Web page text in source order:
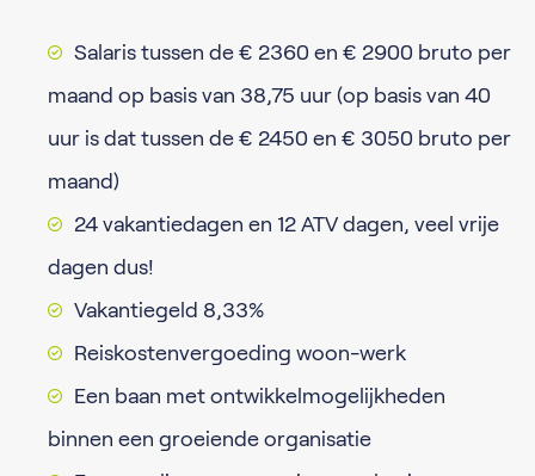
Salaris tussen de € 2360 en € 2900 bruto per
maand op basis van 38,75 uur (op basis van 40
uur is dat tussen de € 2450 en € 3050 bruto per
maand)
24 vakantiedagen en 12 ATV dagen, veel vrije
dagen dus!
Vakantiegeld 8,33%
Reiskostenvergoeding woon-werk
Een baan met ontwikkelmogelijkheden
binnen een groeiende organisatie